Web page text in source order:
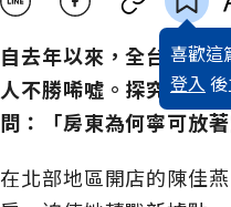
喜歡這
登入
自去年以來，全台各大
人不勝唏噓。探究原因
問：「房東為何寧可放
在北部地區開店的陳佳